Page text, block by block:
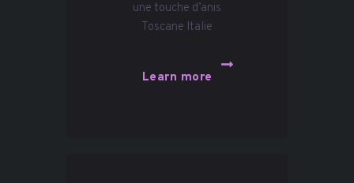
une touche d’anis
Toscane Italie
Learn more